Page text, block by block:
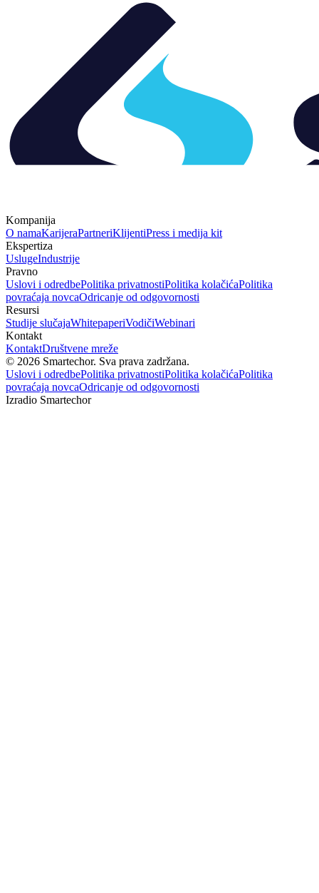
Kompanija
O namaKarijeraPartneriKlijentiPress i medija kit
Ekspertiza
UslugeIndustrije
Pravno
Uslovi i odredbePolitika privatnostiPolitika kolačićaPolitika
povraćaja novcaOdricanje od odgovornosti
Resursi
Studije slučajaWhitepaperiVodičiWebinari
Kontakt
KontaktDruštvene mreže
© 2026 Smartechor. Sva prava zadržana.
Uslovi i odredbePolitika privatnostiPolitika kolačićaPolitika
povraćaja novcaOdricanje od odgovornosti
Izradio Smartechor